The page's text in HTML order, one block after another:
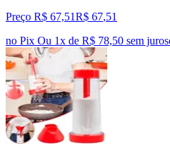
Preço R$ 67,51R$ 67,51
no Pix Ou 1x de R$ 78,50 sem juros